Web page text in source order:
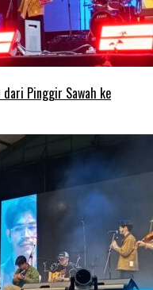
dari Pinggir Sawah ke